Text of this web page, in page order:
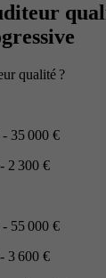
qualité ?
35 000 €
2 300 €
55 000 €
3 600 €